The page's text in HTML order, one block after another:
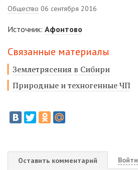
Общество 06 сентября 2016
Источник: Афонтово
Связанные материалы
Землетрясения в Сибири
Природные и техногенные ЧП
Оставить комментарий Войти